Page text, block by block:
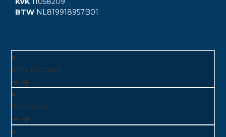
BTW NL819918957B01
Mijn Account
Infomatie